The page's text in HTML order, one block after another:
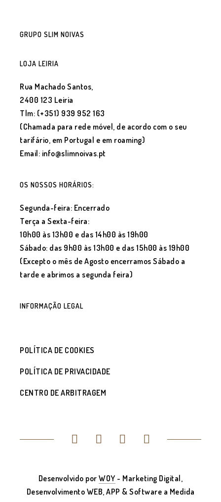
GRUPO SLIM NOIVAS
LOJA LEIRIA
Rua Machado Santos,
2400 123 Leiria
Tlm: (+351) 939 952 163
(Chamada para rede móvel, de acordo com o seu
tarifário, em Portugal e em roaming)
Email: info@slimnoivas.pt
OS NOSSOS HORÁRIOS:
Segunda-feira: Encerrado
Terça a Sexta-feira:
10h00 às 13h00 e das 14h00 às 19h00
Sábado: das 9h00 às 13h00 e das 15h00 às 19h00
(Excepto o mês de Agosto encerramos Sábado a
tarde e abrimos a segunda feira)
INFORMAÇÃO LEGAL
POLÍTICA DE COOKIES
POLÍTICA DE PRIVACIDADE
CENTRO DE ARBITRAGEM
Desenvolvido porWOY - Marketing Digital,
Desenvolvimento WEB, APP & Software a Medida